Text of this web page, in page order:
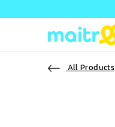
All Products